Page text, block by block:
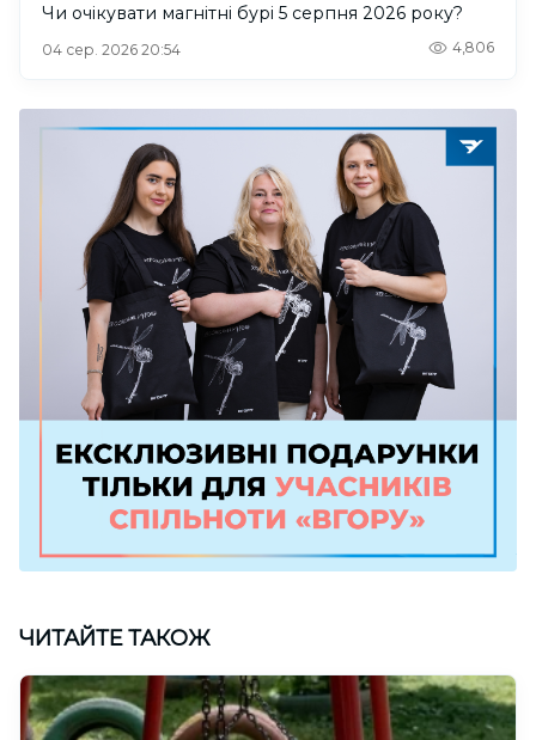
Чи очікувати магнітні бурі 5 серпня 2026 року?
04 сер. 2026 20:54 4,806
ЧИТАЙТЕ ТАКОЖ